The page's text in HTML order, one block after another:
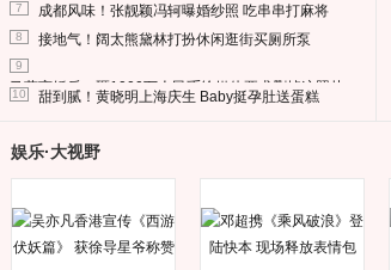
7 成都风味！张靓颖冯轲曝婚纱照 吃串串打麻将
8 接地气！阔太熊黛林打扮休闲逛街买厕所泵
9
马蓉离婚后，砸1000万人民币给媒体要求删掉这照片
10 甜到腻！黄晓明上海庆生 Baby挺孕肚送蛋糕
娱乐·大视野